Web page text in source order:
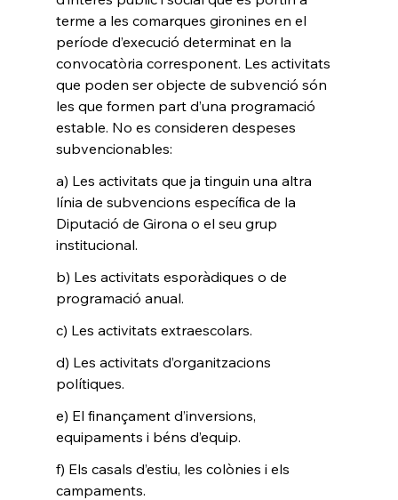
terme a les comarques gironines en el
període d’execució determinat en la
convocatòria corresponent. Les activitats
que poden ser objecte de subvenció són
les que formen part d’una programació
estable. No es consideren despeses
subvencionables:
a) Les activitats que ja tinguin una altra
línia de subvencions específica de la
Diputació de Girona o el seu grup
institucional.
b) Les activitats esporàdiques o de
programació anual.
c) Les activitats extraescolars.
d) Les activitats d’organitzacions
polítiques.
e) El finançament d’inversions,
equipaments i béns d’equip.
f) Els casals d’estiu, les colònies i els
campaments.